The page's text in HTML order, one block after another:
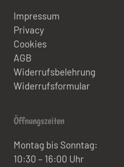
Impressum
Privacy
Cookies
AGB
Widerrufsbelehrung
Widerrufsformular
Öffnungszeiten
Montag bis Sonntag:
10:30 – 16:00 Uhr